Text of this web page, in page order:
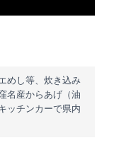
めし等、炊き込み
名産からあげ（油
ッチンカーで県内